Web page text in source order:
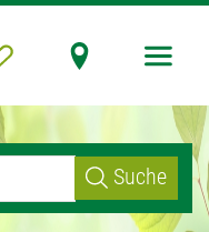
Suche